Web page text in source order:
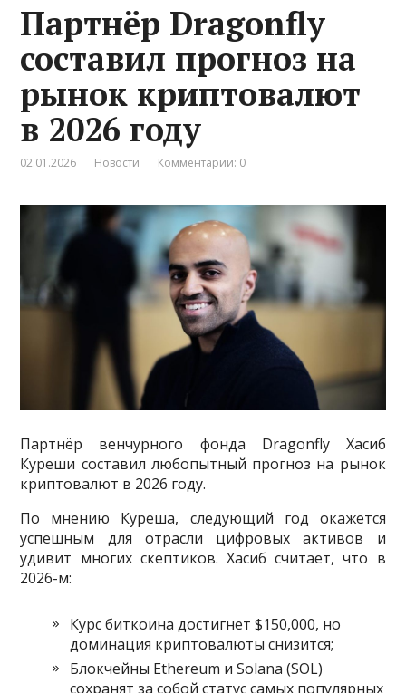
Партнёр Dragonfly
составил прогноз на
рынок криптовалют
в 2026 году
02.01.2026 Новости Комментарии: 0
Партнёр венчурного фонда Dragonfly Хасиб
Куреши составил любопытный прогноз на рынок
криптовалют в 2026 году.
По мнению Куреша, следующий год окажется
успешным для отрасли цифровых активов и
удивит многих скептиков. Хасиб считает, что в
2026-м:
Курс биткоина достигнет $150,000, но
доминация криптовалюты снизится;
Блокчейны Ethereum и Solana (SOL)
сохранят за собой статус самых популярных